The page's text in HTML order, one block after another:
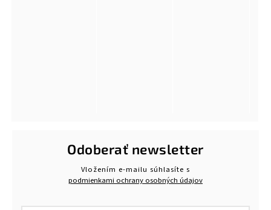
Odoberať newsletter
Vložením e-mailu súhlasíte s
podmienkami ochrany osobných údajov